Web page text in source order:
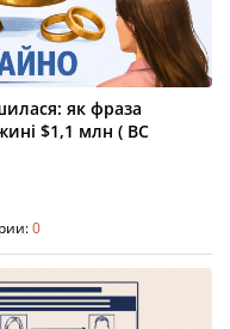
як фраза
$1,1 млн ( ВС
0